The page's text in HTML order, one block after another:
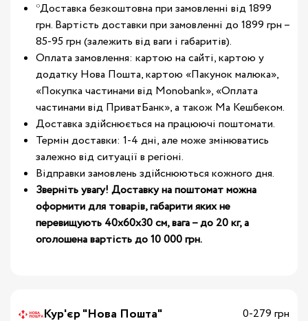
*Доставка безкоштовна при замовленні від 1899
грн. Вартість доставки при замовленні до 1899 грн –
85-95 грн (залежить від ваги і габаритів).
Оплата замовлення: картою на сайті, картою у
додатку Нова Пошта, картою «Пакунок малюка»,
«Покупка частинами від Monobank», «Оплата
частинами від ПриватБанк», а також Ма Кешбеком.
Доставка здійснюється на працюючі поштомати.
Термін доставки: 1-4 дні, але може змінюватись
залежно від ситуації в регіоні.
Відправки замовлень здійснюються кожного дня.
Зверніть увагу! Доставку на поштомат можна
оформити для товарів, габарити яких не
перевищують 40х60х30 см, вага – до 20 кг, а
оголошена вартість до 10 000 грн.
Кур'єр "Нова Пошта"
0-279 грн